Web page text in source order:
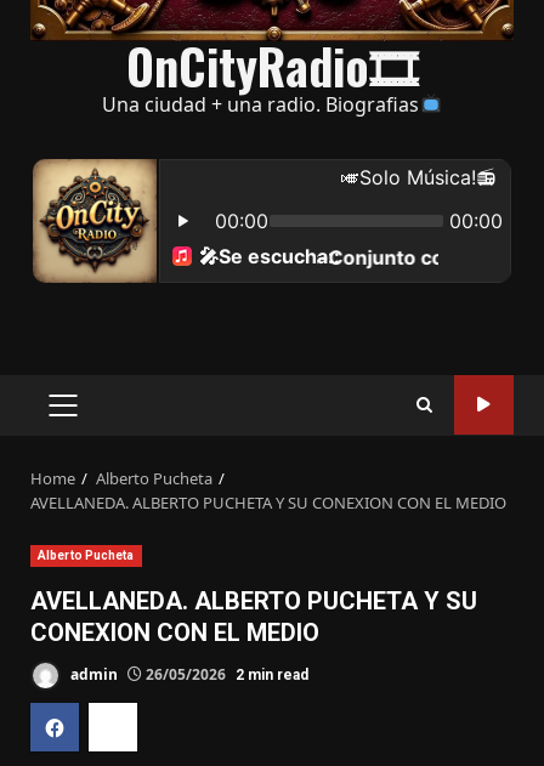
OnCityRadio🎞
Una ciudad + una radio. Biografias
Primary
Home
Alberto Pucheta
AVELLANEDA. ALBERTO PUCHETA Y SU CONEXION CON EL MEDIO
Alberto Pucheta
AVELLANEDA. ALBERTO PUCHETA Y SU
CONEXION CON EL MEDIO
admin 26/05/2026 2 min read